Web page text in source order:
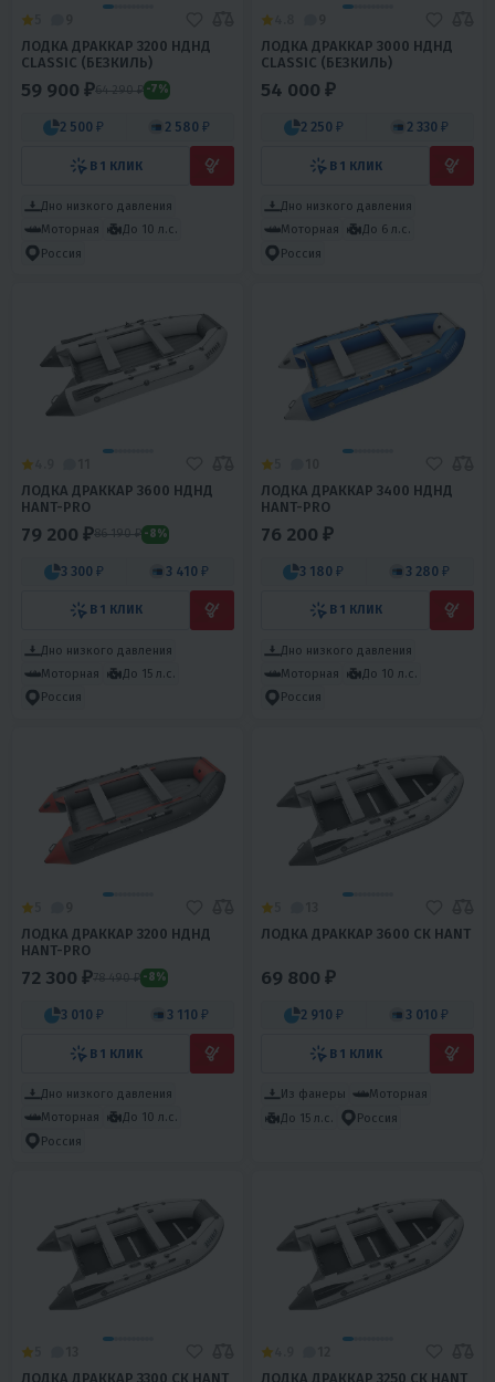
ЛОДКА ДРАККАР 3200 НДНД
CLASSIC (БЕЗКИЛЬ)
59 900 ₽64 290 ₽ -7%
2 500 ₽ 2 580 ₽
В 1 КЛИК
Дно низкого давления
Моторная
До 10 л.с.
Россия
ЛОДКА ДРАККАР 3000 НДНД
CLASSIC (БЕЗКИЛЬ)
54 000 ₽
2 250 ₽ 2 330 ₽
В 1 КЛИК
Дно низкого давления
Моторная
До 6 л.с.
Россия
ЛОДКА ДРАККАР 3600 НДНД
HANT-PRO
79 200 ₽86 190 ₽ -8%
3 300 ₽ 3 410 ₽
В 1 КЛИК
Дно низкого давления
Моторная
До 15 л.с.
Россия
ЛОДКА ДРАККАР 3400 НДНД
HANT-PRO
76 200 ₽
3 180 ₽ 3 280 ₽
В 1 КЛИК
Дно низкого давления
Моторная
До 10 л.с.
Россия
ЛОДКА ДРАККАР 3200 НДНД
HANT-PRO
72 300 ₽78 490 ₽ -8%
3 010 ₽ 3 110 ₽
В 1 КЛИК
Дно низкого давления
Моторная
До 10 л.с.
Россия
ЛОДКА ДРАККАР 3600 СК HANT
69 800 ₽
2 910 ₽ 3 010 ₽
В 1 КЛИК
Из фанеры
Моторная
До 15 л.с.
Россия
ЛОДКА ДРАККАР 3300 СК HANT ЛОДКА ДРАККАР 3250 СК HANT